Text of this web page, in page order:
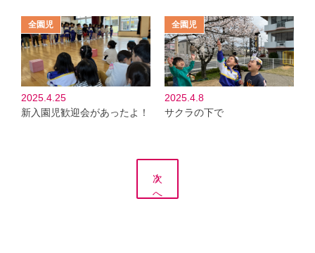
2025.4.25
新入園児歓迎会があったよ！
2025.4.8
サクラの下で
次
へ